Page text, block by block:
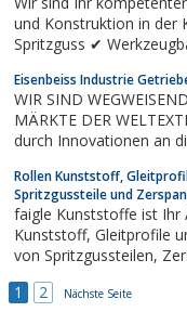
und Konstruktion in
Spritzguss ✔
Eisenbeiss Industrie
WIR SIND
MÄRKTE DER
durch Innovationen an
Rollen Kunststoff,
Spritzgussteile und
faigle Kunststoffe ist Ihr
Kunststoff, Gleitprofile und Kunststoffhalbzeuge. Der Anbieter
von Spritzgussteilen, Zerspanung und Halteschlaufen ist auch
1 2 Nächste Seite